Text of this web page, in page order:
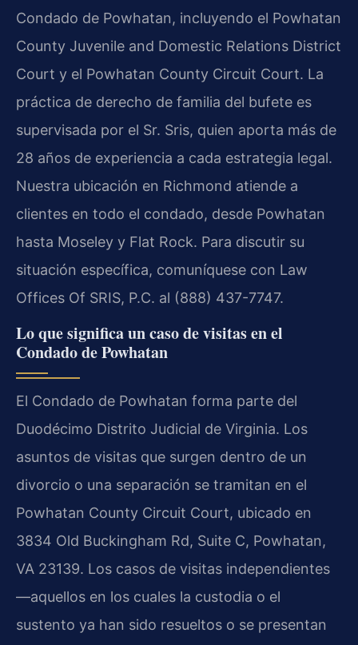
Condado de Powhatan, incluyendo el Powhatan
County Juvenile and Domestic Relations District
Court y el Powhatan County Circuit Court. La
práctica de derecho de familia del bufete es
supervisada por el Sr. Sris, quien aporta más de
28 años de experiencia a cada estrategia legal.
Nuestra ubicación en Richmond atiende a
clientes en todo el condado, desde Powhatan
hasta Moseley y Flat Rock. Para discutir su
situación específica, comuníquese con Law
Offices Of SRIS, P.C. al (888) 437-7747.
Lo que significa un caso de visitas en el
Condado de Powhatan
El Condado de Powhatan forma parte del
Duodécimo Distrito Judicial de Virginia. Los
asuntos de visitas que surgen dentro de un
divorcio o una separación se tramitan en el
Powhatan County Circuit Court, ubicado en
3834 Old Buckingham Rd, Suite C, Powhatan,
VA 23139. Los casos de visitas independientes
—aquellos en los cuales la custodia o el
sustento ya han sido resueltos o se presentan